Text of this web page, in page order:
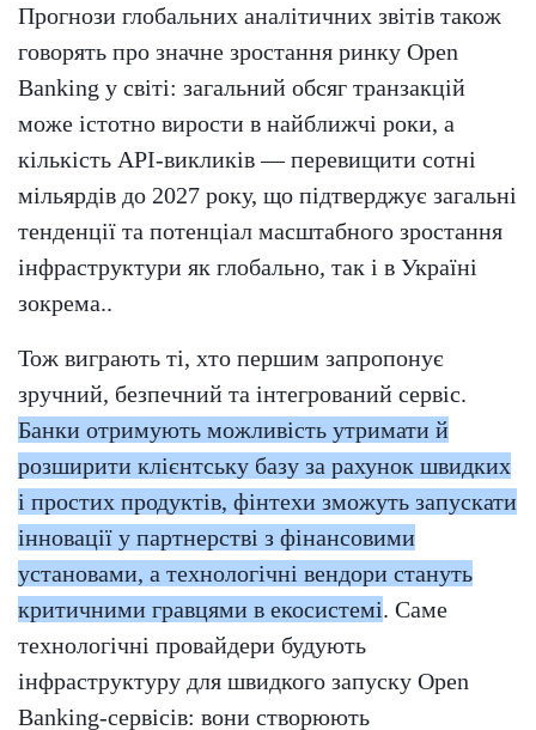
Прогнози глобальних аналітичних звітів також
говорять про значне зростання ринку Open
Banking у світі: загальний обсяг транзакцій
може істотно вирости в найближчі роки, а
кількість API‑викликів — перевищити сотні
мільярдів до 2027 року, що підтверджує загальні
тенденції та потенціал масштабного зростання
інфраструктури як глобально, так і в Україні
зокрема..
Тож виграють ті, хто першим запропонує
зручний, безпечний та інтегрований сервіс.
Банки отримують можливість утримати й
розширити клієнтську базу за рахунок швидких
і простих продуктів, фінтехи зможуть запускати
інновації у партнерстві з фінансовими
установами, а технологічні вендори стануть
критичними гравцями в екосистемі. Саме
технологічні провайдери будують
інфраструктуру для швидкого запуску Open
Banking‑сервісів: вони створюють